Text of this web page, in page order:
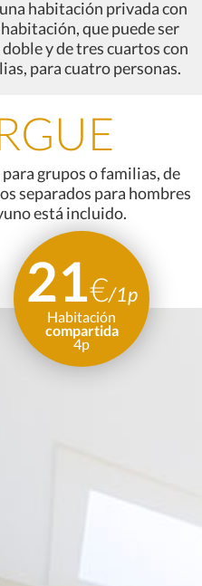
habitación privada con
que puede ser
y de tres cuartos con
para cuatro personas.
grupos o familias, de
separados para hombres
está incluido.
21€/1p
Habitación
compartida
4p